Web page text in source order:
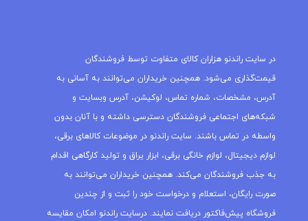
در سایت راندنو هزاران کالای متفاوت توسط فروشندگان
قیمت‌گذاری می‌شود. همچنین خریداران می‌توانند به آسانی به
آدرس، مشخصات، شماره تماس، لوکیشن، آدرس وبسایت و
شبکه‌های اجتماعی فروشندگان دسترسی داشته و با آنان بدون
واسطه در تماس باشند. سایت راندنو در موضوعات کالاهای برقی،
لوازم دیجیتال، لوازم خانگی برقی، ابزار یراق و تولید کارگاهی اقدام
به جذب فروشندگان می‌کند. همچنین خریداران می‌توانند به
صورت رایگان، استعلام و درخواست خود را ثبت و از چندین
فروشگاه پیش‌فاکتور دریافت نمایند. درسایت راندنو امکان مقایسه